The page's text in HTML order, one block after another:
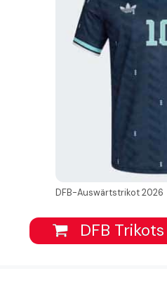
DFB-Auswärtstrikot 2026
DFB